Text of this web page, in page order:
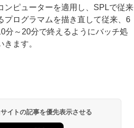
ンピューターを適用し、SPLで従来
プログラマムを描き直して従来、6
分～20分で終えるようにバッチ処
ます。
イトの記事を優先表示させる